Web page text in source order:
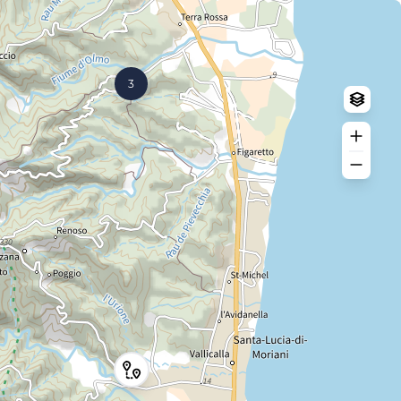
Log in Create an account
3